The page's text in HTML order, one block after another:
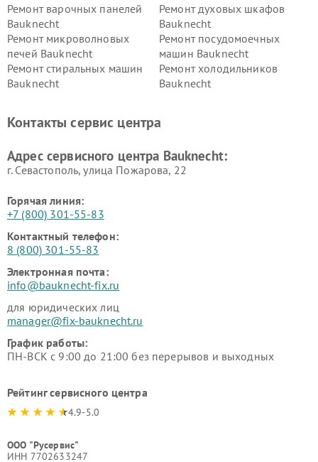
Ремонт варочных панелей
Bauknecht
Ремонт духовых шкафов
Bauknecht
Ремонт микроволновых
печей Bauknecht
Ремонт посудомоечных
машин Bauknecht
Ремонт стиральных машин
Bauknecht
Ремонт холодильников
Bauknecht
Контакты сервис центра
Адрес сервисного центра Bauknecht:
г. Севастополь, улица Пожарова, 22
Горячая линия:
+7 (800) 301-55-83
Контактный телефон:
8 (800) 301-55-83
Электронная почта:
info@bauknecht-fix.ru
для юридических лиц
manager@fix-bauknecht.ru
График работы:
ПН-ВСК с 9:00 до 21:00 без перерывов и выходных
Рейтинг сервисного центра
4.9-5.0
ООО "Русервис"
ИНН 7702633247